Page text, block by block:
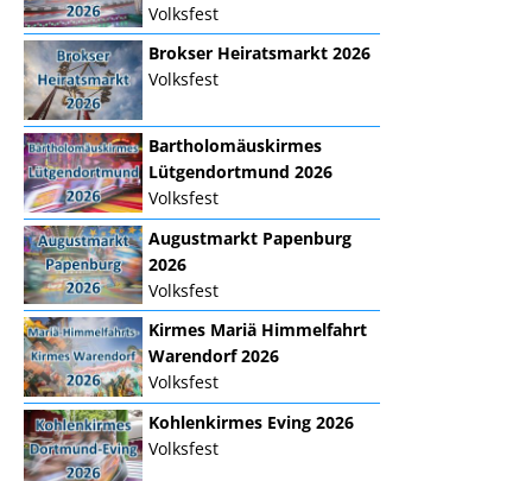
Volksfest
Brokser Heiratsmarkt 2026
Volksfest
Bartholomäuskirmes
Lütgendortmund 2026
Volksfest
Augustmarkt Papenburg
2026
Volksfest
Kirmes Mariä Himmelfahrt
Warendorf 2026
Volksfest
Kohlenkirmes Eving 2026
Volksfest